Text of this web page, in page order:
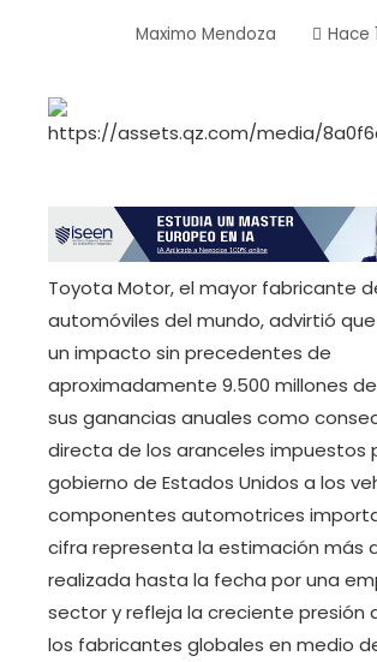
Maximo Mendoza Hace
Toyota Motor, el mayor fabricante
automóviles del mundo, advirtió
un impacto sin precedentes de
aproximadamente 9.500 millones
sus ganancias anuales como
directa de los aranceles impuestos
gobierno de Estados Unidos a los
componentes automotrices
cifra representa la estimación más
realizada hasta la fecha por una
sector y refleja la creciente presión
los fabricantes globales en medio